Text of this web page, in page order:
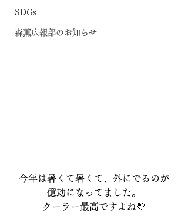
SDGs
森薫広報部のお知らせ
今年は暑くて暑くて、外にでるのが
億劫になってました。
クーラー最高ですよね💛